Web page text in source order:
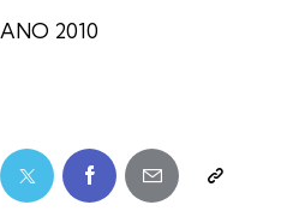
ANO 2010